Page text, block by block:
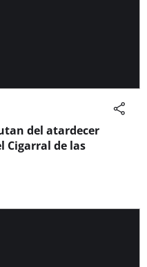
del atardecer
Cigarral de las